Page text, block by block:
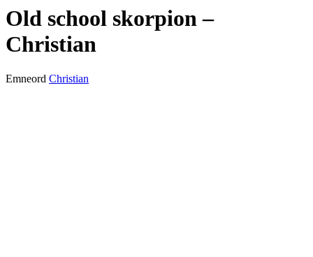
Old school skorpion –
Christian
Emneord Christian